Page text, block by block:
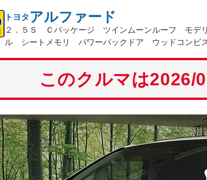
トヨタ アルファード
２．５Ｓ Ｃパッケージ ツインムーンルーフ モデ
ル シートメモリ パワーバックドア ウッドコンビ
このクルマは2026/